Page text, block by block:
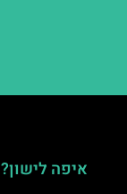
איפה לישון?